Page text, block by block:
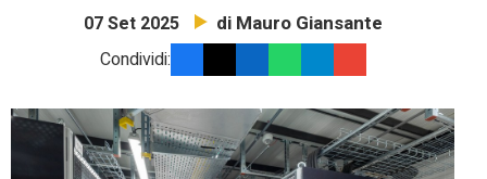
07 Set 2025 di Mauro Giansante
Condividi: